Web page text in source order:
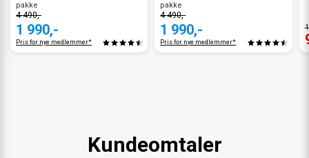
pakke
Pris for nye medlemmer*
1 990,-
4 490,-
pakke
Pris for nye medlemmer*
1 990,-
4 490,-
Kundeomtaler